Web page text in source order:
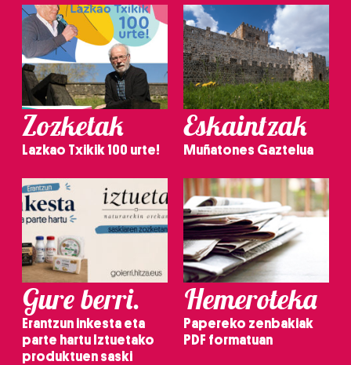
Zozketak
Lazkao Txikik 100 urte!
Eskaintzak
Muñatones Gaztelua
Gure berri.
Erantzun inkesta eta
parte hartu Iztuetako
produktuen saski
Hemeroteka
Papereko zenbakiak
PDF formatuan